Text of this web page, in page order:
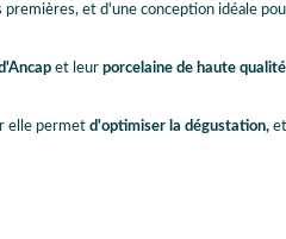
et d'une conception idéale
et leur porcelaine de haute qualité
elle permet d'optimiser la dégustation,